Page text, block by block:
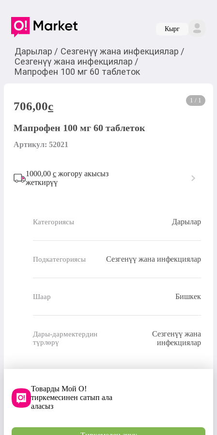
Кырг
Дарылар / Сезгенүү жана инфекциялар /
Сезгенүү жана инфекциялар /
Мапрофен 100 мг 60 таблеток
1 / 1
706,00c
Мапрофен 100 мг 60 таблеток
Артикул: 52021
1000,00 с жогору акысыз
жеткирүү
Категориясы Дарылар
Подкатегориясы Сезгенүү жана инфекциялар
Шаар Бишкек
Дары-дармектердин
түрлөрү
Сезгенүү жана
инфекциялар
Товарды Мой О!
тиркемесинен сатып ала
аласыз